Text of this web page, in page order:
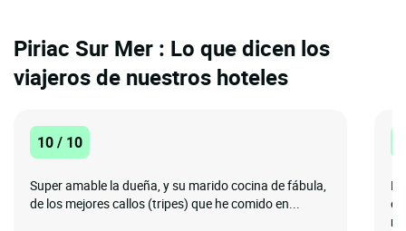
Piriac Sur Mer : Lo que dicen los
viajeros de nuestros hoteles
10 / 10
Super amable la dueña, y su marido cocina de fábula,
de los mejores callos (tripes) que he comido en...